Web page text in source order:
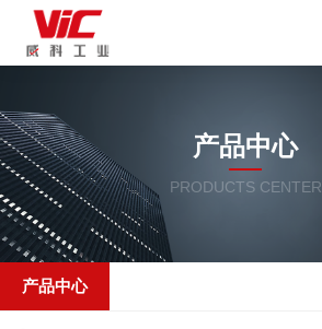
产品中心
PRODUCTS CENTER
产品中心